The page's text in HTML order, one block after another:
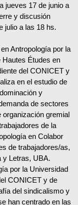
jueves 17 de junio a
y discusión
julio a las 18 hs.
Antropología por la
Hautes Études en
del CONICET y
en el estudio de
y
de sectores
organización gremial
de la
en Colabor
de trabajadores/as,
y Letras, UBA.
por la Universidad
CONICET y de
del sindicalismo y
han centrado en las